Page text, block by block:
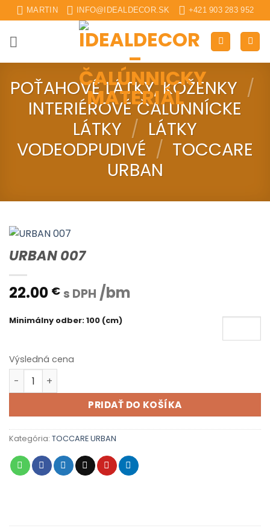
Skip
to
content
MARTIN INFO@IDEALDECOR.SK +421 903 283 952
POŤAHOVÉ LÁTKY, KOŽENKY /
INTERIÉROVÉ ČALUNNÍCKE
LÁTKY / LÁTKY
VODEODPUDIVÉ / TOCCARE
URBAN
URBAN 007
22.00 € s DPH /bm
Minimálny odber: 100 (cm)
Výsledná cena
množstvo URBAN 007
PRIDAŤ DO KOŠÍKA
Kategória: TOCCARE URBAN